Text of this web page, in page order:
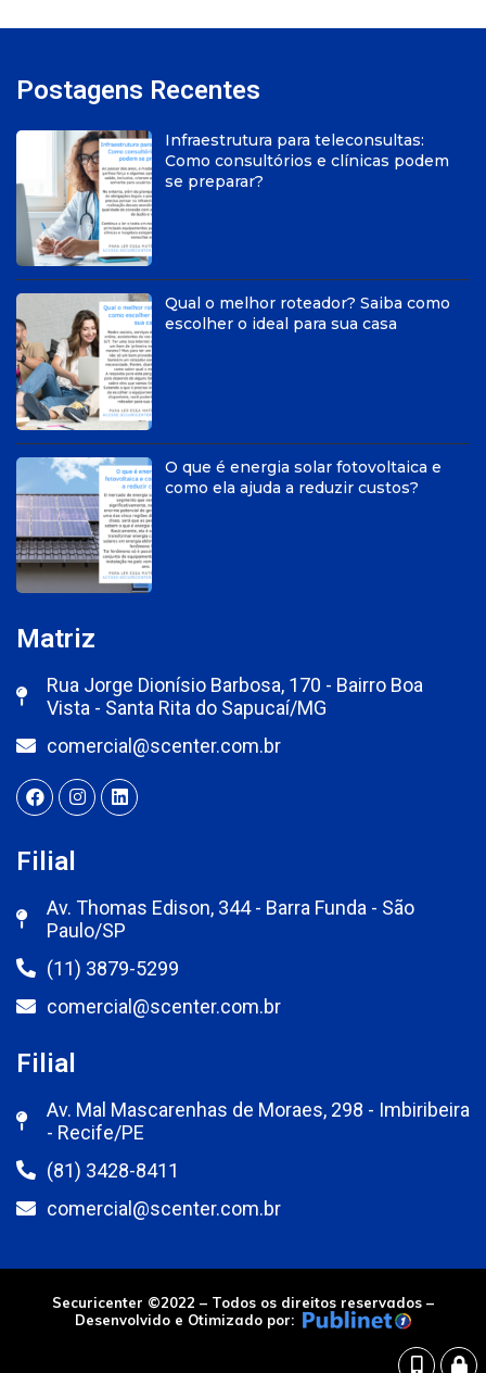
Postagens Recentes
Infraestrutura para teleconsultas:
Como consultórios e clínicas podem
se preparar?
Qual o melhor roteador? Saiba como
escolher o ideal para sua casa
O que é energia solar fotovoltaica e
como ela ajuda a reduzir custos?
Matriz
Rua Jorge Dionísio Barbosa, 170 - Bairro Boa
Vista - Santa Rita do Sapucaí/MG
comercial@scenter.com.br
Filial
Av. Thomas Edison, 344 - Barra Funda - São
Paulo/SP
(11) 3879-5299
comercial@scenter.com.br
Filial
Av. Mal Mascarenhas de Moraes, 298 - Imbiribeira
- Recife/PE
(81) 3428-8411
comercial@scenter.com.br
Securicenter ©2022 – Todos os direitos reservados –
Desenvolvido e Otimizado por: